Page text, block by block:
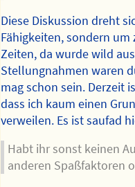
Diese Diskussion dreht
Fähigkeiten, sondern um
Zeiten, da wurde wild
Stellungnahmen waren
mag schon sein. Derzeit
dass ich kaum einen
verweilen. Es ist saufad
Habt ihr sonst keinen
anderen Spaßfaktoren